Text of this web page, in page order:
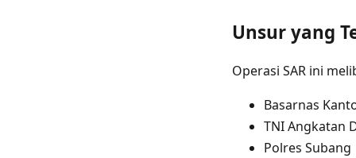
Unsur yang
Operasi SAR ini
Basarnas
TNI Angkatan
Polres Subang